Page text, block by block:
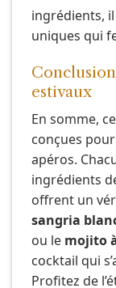
ingrédients,
uniques qui
estivaux
En somme,
conçues
apéros.
ingrédients
offrent un
sangria
ou le mojito
cocktail qui
Profitez de